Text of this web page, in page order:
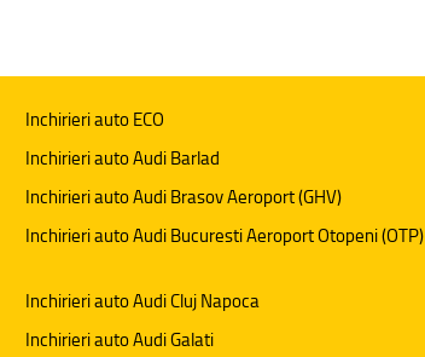
Inchirieri auto ECO
Inchirieri auto Audi Barlad
Inchirieri auto Audi Brasov Aeroport (GHV)
Inchirieri auto Audi Bucuresti Aeroport Otopeni (OTP)
Inchirieri auto Audi Cluj Napoca
Inchirieri auto Audi Galati